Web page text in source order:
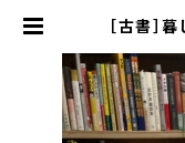
［古書